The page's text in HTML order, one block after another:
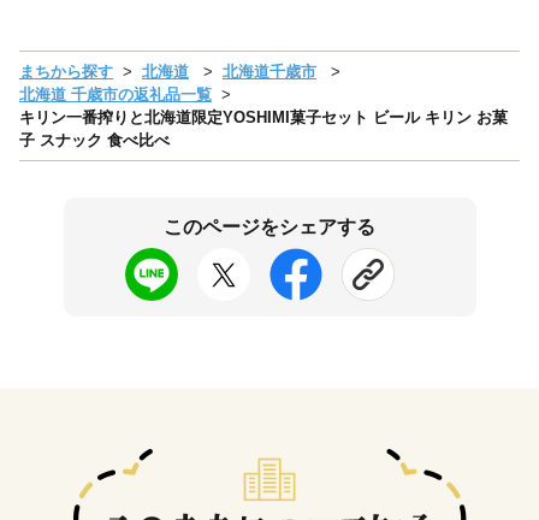
まちから探す 北海道
北海道千歳市
北海道 千歳市の返礼品一覧
キリン一番搾りと北海道限定YOSHIMI菓子セット ビール キリン お菓
子 スナック 食べ比べ
このページをシェアする